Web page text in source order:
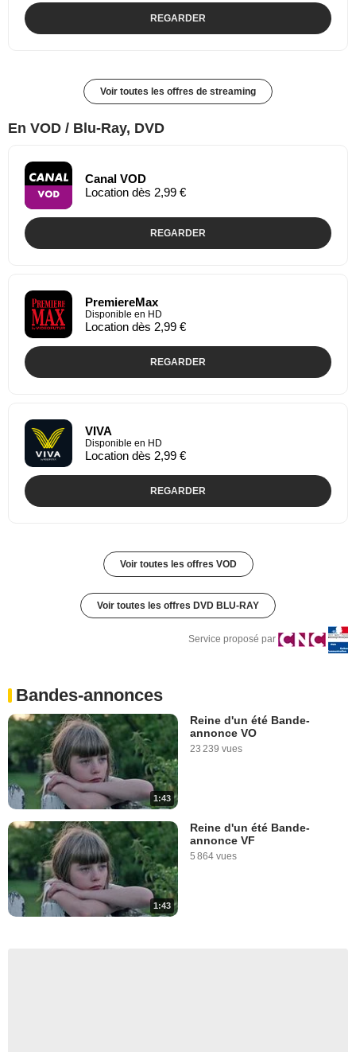
REGARDER
Voir toutes les offres de streaming
En VOD / Blu-Ray, DVD
Canal VOD
Location dès 2,99 €
REGARDER
PremiereMax
Disponible en HD
Location dès 2,99 €
REGARDER
VIVA
Disponible en HD
Location dès 2,99 €
REGARDER
Voir toutes les offres VOD
Voir toutes les offres DVD BLU-RAY
Service proposé par
Bandes-annonces
1:43
Reine d'un été Bande-
annonce VO
23 239 vues
1:43
Reine d'un été Bande-
annonce VF
5 864 vues